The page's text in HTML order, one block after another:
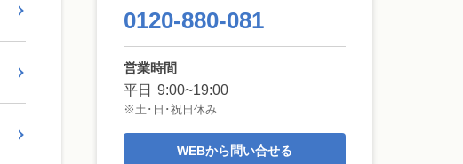
0120-880-081
営業時間
平日 9:00~19:00
※土･日･祝日休み
WEBから問い合せる